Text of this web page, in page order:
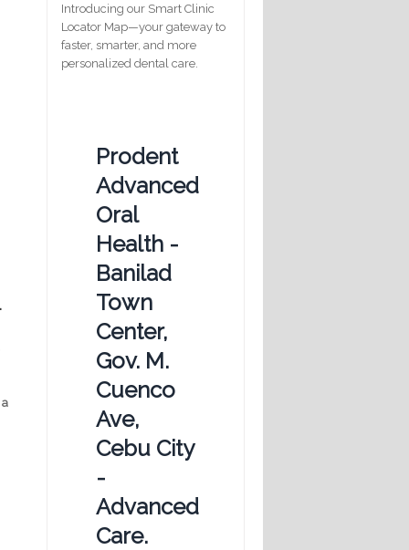
Introducing our Smart Clinic
Locator Map—your gateway to
faster, smarter, and more
personalized dental care.
Prodent
Advanced
Oral
Health -
Banilad
Town
Center,
Gov. M.
Cuenco
Ave,
Cebu City
-
Advanced
Care.